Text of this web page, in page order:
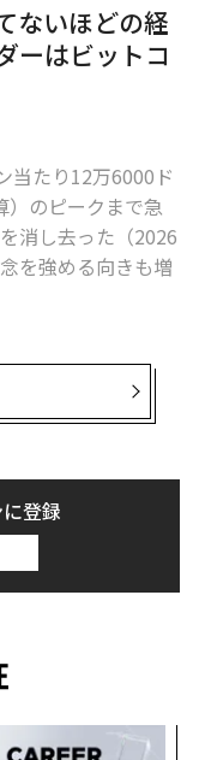
発売中
プに登録する
ム」を予測 トレーダー
関連企業もサプライズ
方向性を決定づける
ないほどの経
ーはビットコ
当たり12万6000ド
）のピークまで急
消し去った（2026
を強める向きも増
て成否を左右する
ル（約4650兆円）
ダーたちが賭ける
2026年に「世界が
来ると
登録